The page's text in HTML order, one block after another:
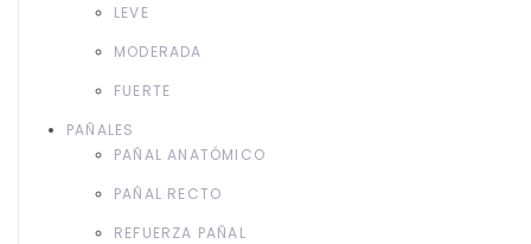
LEVE
MODERADA
FUERTE
PAÑALES
PAÑAL ANATÓMICO
PAÑAL RECTO
REFUERZA PAÑAL